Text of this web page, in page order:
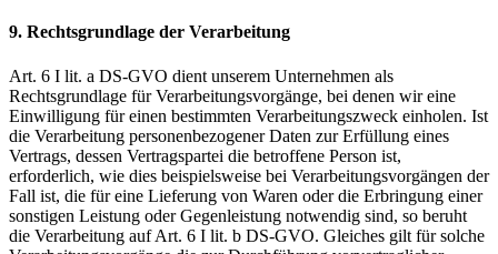
9. Rechtsgrundlage der Verarbeitung
Art. 6 I lit. a DS-GVO dient unserem Unternehmen als
Rechtsgrundlage für Verarbeitungsvorgänge, bei denen wir eine
Einwilligung für einen bestimmten Verarbeitungszweck einholen. Ist
die Verarbeitung personenbezogener Daten zur Erfüllung eines
Vertrags, dessen Vertragspartei die betroffene Person ist,
erforderlich, wie dies beispielsweise bei Verarbeitungsvorgängen der
Fall ist, die für eine Lieferung von Waren oder die Erbringung einer
sonstigen Leistung oder Gegenleistung notwendig sind, so beruht
die Verarbeitung auf Art. 6 I lit. b DS-GVO. Gleiches gilt für solche